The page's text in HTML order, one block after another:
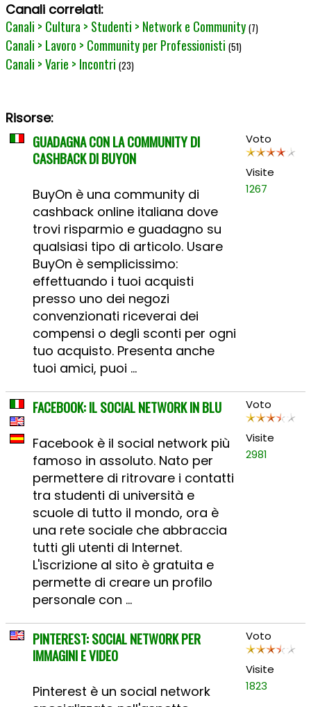
Canali correlati:
Canali > Cultura > Studenti > Network e Community (7)
Canali > Lavoro > Community per Professionisti (51)
Canali > Varie > Incontri (23)
Risorse:
GUADAGNA CON LA COMMUNITY DI
CASHBACK DI BUYON
BuyOn è una community di
cashback online italiana dove
trovi risparmio e guadagno su
qualsiasi tipo di articolo. Usare
BuyOn è semplicissimo:
effettuando i tuoi acquisti
presso uno dei negozi
convenzionati riceverai dei
compensi o degli sconti per ogni
tuo acquisto. Presenta anche
tuoi amici, puoi ...
Voto
Visite
1267
FACEBOOK: IL SOCIAL NETWORK IN BLU
Facebook è il social network più
famoso in assoluto. Nato per
permettere di ritrovare i contatti
tra studenti di università e
scuole di tutto il mondo, ora è
una rete sociale che abbraccia
tutti gli utenti di Internet.
L'iscrizione al sito è gratuita e
permette di creare un profilo
personale con ...
Voto
Visite
2981
PINTEREST: SOCIAL NETWORK PER
IMMAGINI E VIDEO
Pinterest è un social network
Voto
Visite
1823